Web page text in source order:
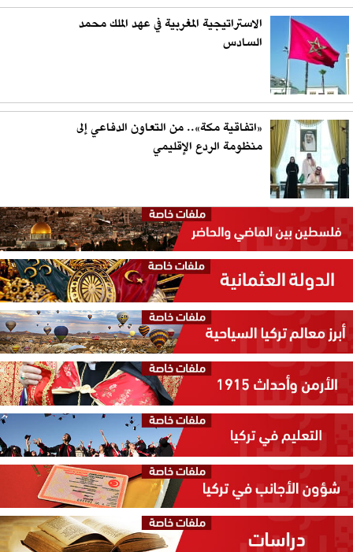
الاستراتيجية المغربية في عهد الملك محمد
السادس
«اتفاقية مكة».. من التعاون الدفاعي إلى
منظومة الردع الإقليمي